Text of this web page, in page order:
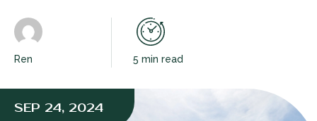
SEP 24, 2024
Ren 5 min read